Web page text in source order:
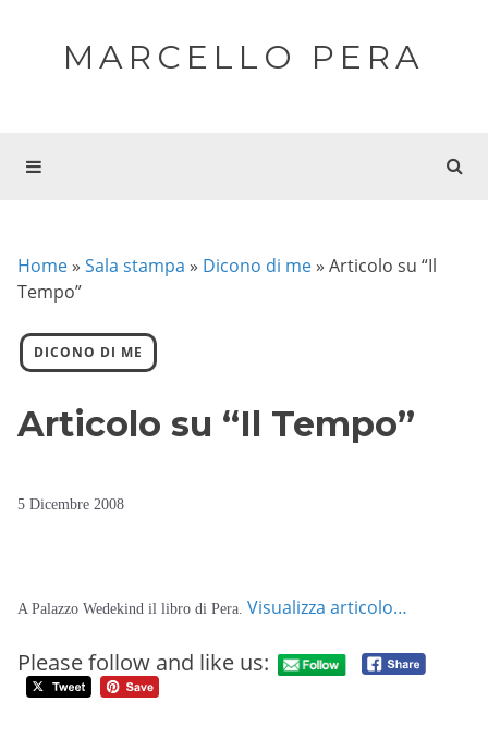
MARCELLO PERA
Home » Sala stampa » Dicono di me » Articolo su “Il
Tempo”
DICONO DI ME
Articolo su “Il Tempo”
5 Dicembre 2008
A Palazzo Wedekind il libro di Pera. Visualizza articolo…
Please follow and like us: